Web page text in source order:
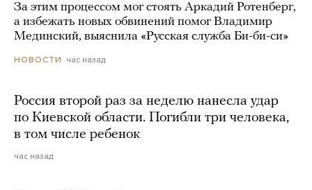
За этим процессом мог стоять Аркадий Ротенберг,
а избежать новых обвинений помог Владимир
Мединский, выяснила «Русская служба Би-би-си»
НОВОСТИ час назад
Россия второй раз за неделю нанесла удар
по Киевской области. Погибли три человека,
в том числе ребенок
час назад